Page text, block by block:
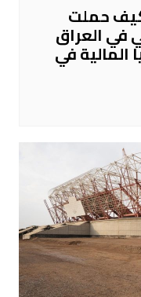
20/20 أوروبا 2026 كيف حملت
في العراق
المالية في